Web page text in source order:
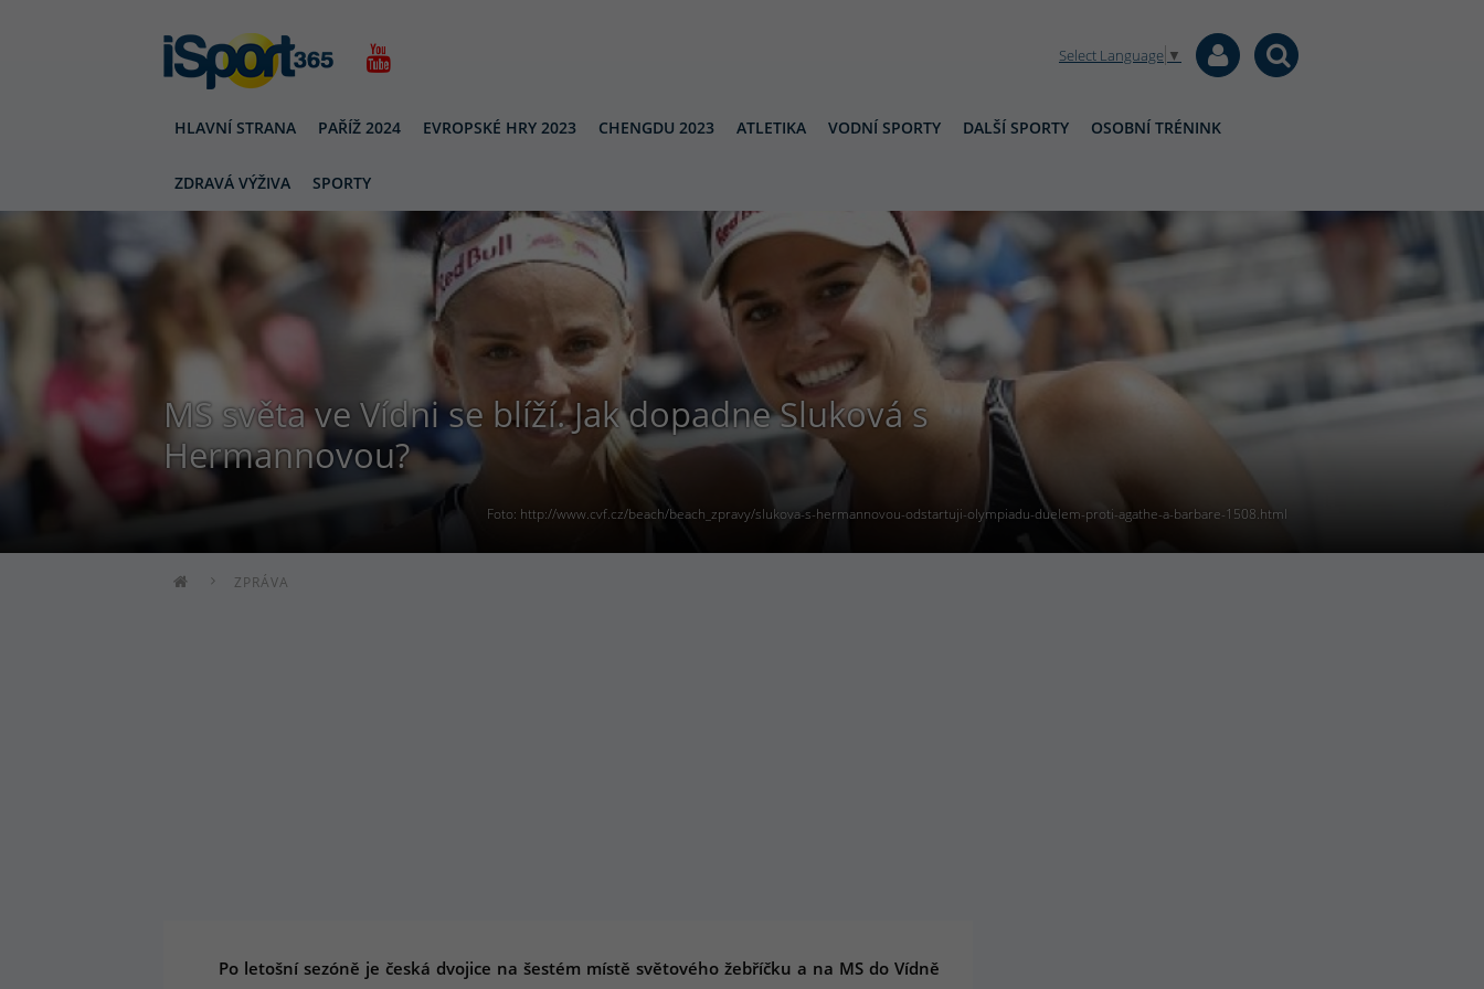
Select Language ▼
HLAVNÍ STRANA PAŘÍŽ 2024 EVROPSKÉ HRY 2023 CHENGDU 2023 ATLETIKA VODNÍ SPORTY DALŠÍ SPORTY OSOBNÍ TRÉNINK
ZDRAVÁ VÝŽIVA SPORTY
Foto: http://www.cvf.cz/beach/beach_zpravy/slukova-s-hermannovou-odstartuji-olympiadu-duelem-proti-agathe-a-barbare-1508.html
MS světa ve Vídni se blíží. Jak dopadne Sluková s
Hermannovou?
ZPRÁVA
Po letošní sezóně je česká dvojice na šestém místě světového žebříčku a na MS do Vídně